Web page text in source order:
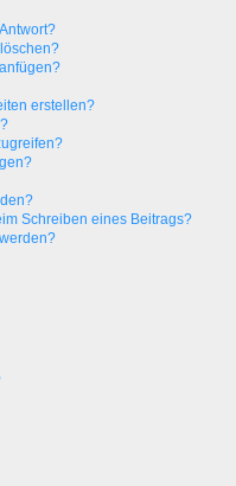
erstellen?
Schreiben eines Beitrags?